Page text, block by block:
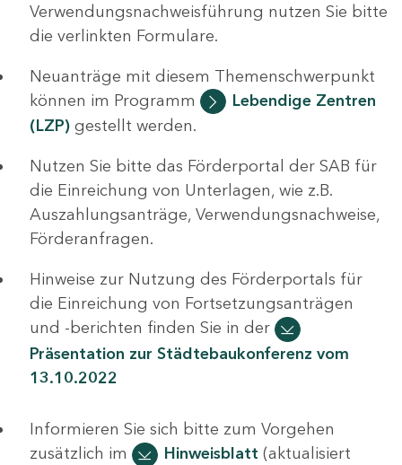
Verwendungsnachweisführung nutzen Sie bitte
die verlinkten Formulare.
Neuanträge mit diesem Themenschwerpunkt
können im Programm
Lebendige Zentren
(LZP) gestellt werden.
Nutzen Sie bitte das Förderportal der SAB für
die Einreichung von Unterlagen, wie z.B.
Auszahlungsanträge, Verwendungsnachweise,
Förderanfragen.
Hinweise zur Nutzung des Förderportals für
die Einreichung von Fortsetzungsanträgen
und -berichten finden Sie in der
Präsentation zur Städtebaukonferenz vom
13.10.2022
Informieren Sie sich bitte zum Vorgehen
zusätzlich im
Hinweisblatt (aktualisiert